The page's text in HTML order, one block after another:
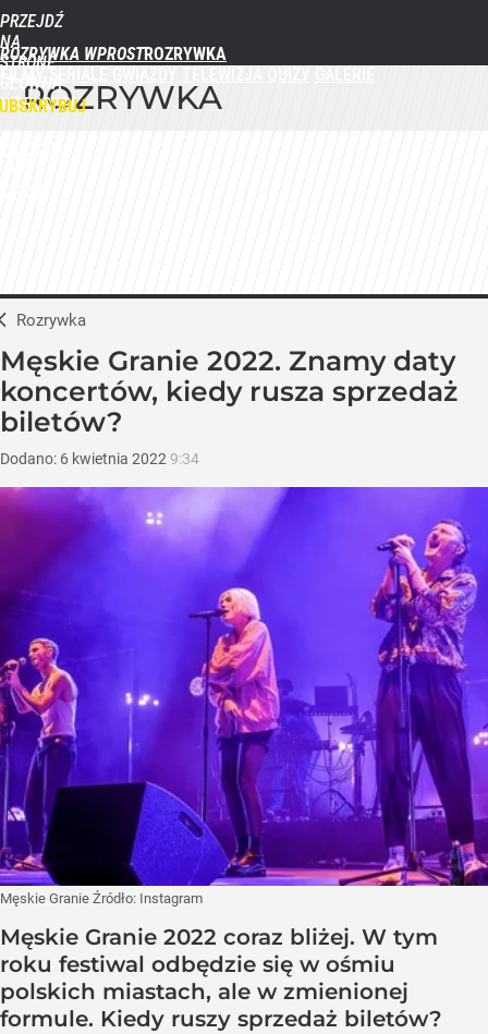
PRZEJDŹ
NA
STRONĘ
GŁÓWNĄ
WPROST.PL
ROZRYWKA WPROST
ROZRYWKA
Rozrywka
Męskie Granie 2022. Znamy daty
koncertów, kiedy rusza sprzedaż
biletów?
Dodano: 6 kwietnia 2022 9:34
Męskie Granie Źródło: Instagram
Męskie Granie 2022 coraz bliżej. W tym
roku festiwal odbędzie się w ośmiu
polskich miastach, ale w zmienionej
formule. Kiedy ruszy sprzedaż biletów?